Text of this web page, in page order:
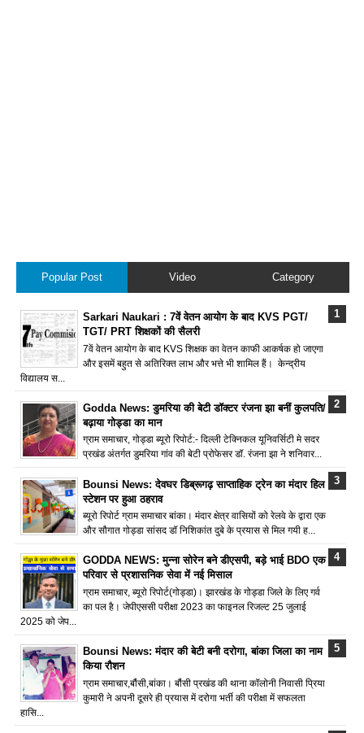
Popular Post Video Category
Sarkari Naukari : 7वें वेतन आयोग के बाद KVS PGT/
TGT/ PRT शिक्षकों की सैलरी
7वें वेतन आयोग के बाद KVS शिक्षक का वेतन काफी आकर्षक हो जाएगा
और इसमें बहुत से अतिरिक्त लाभ और भत्ते भी शामिल हैं। केन्द्रीय
विद्यालय स...
Godda News: डुमरिया की बेटी डॉक्टर रंजना झा बनीं कुलपति/
बढ़ाया गोड्डा का मान
ग्राम समाचार, गोड्डा ब्यूरो रिपोर्ट:- दिल्ली टेक्निकल यूनिवर्सिटी मे सदर
प्रखंड अंतर्गत डुमरिया गांव की बेटी प्रोफेसर डॉ. रंजना झा ने शनिवार...
Bounsi News: देवघर डिब्रूगढ़ साप्ताहिक ट्रेन का मंदार हिल
स्टेशन पर हुआ ठहराव
ब्यूरो रिपोर्ट ग्राम समाचार बांका। मंदार क्षेत्र वासियों को रेलवे के द्वारा एक
और सौगात गोड्डा सांसद डॉ निशिकांत दुबे के प्रयास से मिल गयी ह...
GODDA NEWS: मुन्ना सोरेन बने डीएसपी, बड़े भाई BDO एक
परिवार से प्रशासनिक सेवा में नई मिसाल
ग्राम समाचार, ब्यूरो रिपोर्ट(गोड्डा)। झारखंड के गोड्डा जिले के लिए गर्व
का पल है। जेपीएससी परीक्षा 2023 का फाइनल रिजल्ट 25 जुलाई
2025 को जेप...
Bounsi News: मंदार की बेटी बनी दरोगा, बांका जिला का नाम
किया रौशन
ग्राम समाचार,बौंसी,बांका। बौंसी प्रखंड की थाना कॉलोनी निवासी प्रिया
कुमारी ने अपनी दूसरे ही प्रयास में दरोगा भर्ती की परीक्षा में सफलता
हासि...